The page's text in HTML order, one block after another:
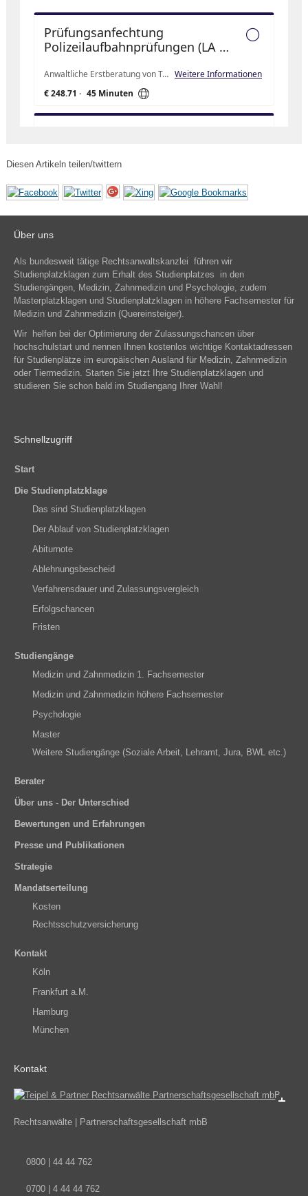
Diesen Artikeln teilen/twittern
Über uns
Als bundesweit tätige Rechtsanwaltskanzlei führen wir
Studienplatzklagen zum Erhalt des Studienplatzes in den
Studiengängen, Medizin, Zahnmedizin und Psychologie, zudem
Masterplatzklagen und Studienplatzklagen in höhere Fachsemester für
Medizin und Zahnmedizin (Quereinsteiger).
Wir helfen bei der Optimierung der Zulassungschancen über
hochschulstart und nennen Ihnen kostenlos wichtige Kontaktadressen
für Studienplätze im europäischen Ausland für Medizin, Zahnmedizin
oder Tiermedizin. Starten Sie jetzt Ihre Studienplatzklagen und
studieren Sie schon bald im Studiengang Ihrer Wahl!
Schnellzugriff
Start
Die Studienplatzklage
Das sind Studienplatzklagen
Der Ablauf von Studienplatzklagen
Abiturnote
Ablehnungsbescheid
Verfahrensdauer und Zulassungsvergleich
Erfolgschancen
Fristen
Studiengänge
Medizin und Zahnmedizin 1. Fachsemester
Medizin und Zahnmedizin höhere Fachsemester
Psychologie
Master
Weitere Studiengänge (Soziale Arbeit, Lehramt, Jura, BWL etc.)
Berater
Über uns - Der Unterschied
Bewertungen und Erfahrungen
Presse und Publikationen
Strategie
Mandatserteilung
Kosten
Rechtsschutzversicherung
Kontakt
Köln
Frankfurt a.M.
Hamburg
München
Kontakt
Rechtsanwälte | Partnerschaftsgesellschaft mbB
0800 | 44 44 762
0700 | 4 44 44 762